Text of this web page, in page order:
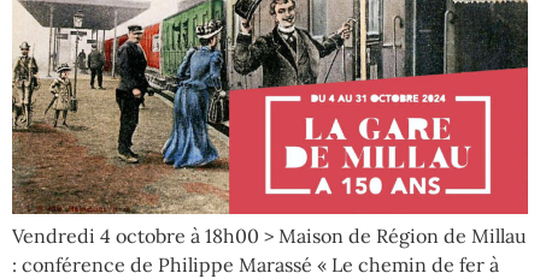
Vendredi 4 octobre à 18h00 > Maison de Région de Millau
: conférence de Philippe Marassé « Le chemin de fer à